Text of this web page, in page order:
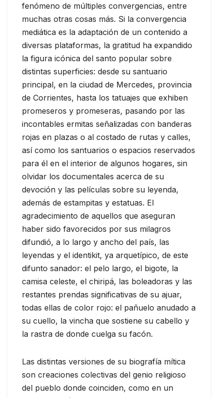
fenómeno de múltiples convergencias, entre
muchas otras cosas más. Si la convergencia
mediática es la adaptación de un contenido a
diversas plataformas, la gratitud ha expandido
la figura icónica del santo popular sobre
distintas superficies: desde su santuario
principal, en la ciudad de Mercedes, provincia
de Corrientes, hasta los tatuajes que exhiben
promeseros y promeseras, pasando por las
incontables ermitas señalizadas con banderas
rojas en plazas o al costado de rutas y calles,
así como los santuarios o espacios reservados
para él en el interior de algunos hogares, sin
olvidar los documentales acerca de su
devoción y las películas sobre su leyenda,
además de estampitas y estatuas. El
agradecimiento de aquellos que aseguran
haber sido favorecidos por sus milagros
difundió, a lo largo y ancho del país, las
leyendas y el identikit, ya arquetípico, de este
difunto sanador: el pelo largo, el bigote, la
camisa celeste, el chiripá, las boleadoras y las
restantes prendas significativas de su ajuar,
todas ellas de color rojo: el pañuelo anudado a
su cuello, la vincha que sostiene su cabello y
la rastra de donde cuelga su facón.
Las distintas versiones de su biografía mítica
son creaciones colectivas del genio religioso
del pueblo donde coinciden, como en un